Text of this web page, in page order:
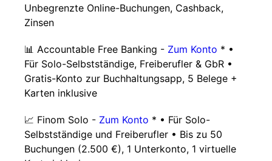
Unbegrenzte Online-Buchungen, Cashback,
Zinsen
📊 Accountable Free Banking - Zum Konto * •
Für Solo-Selbstständige, Freiberufler & GbR •
Gratis-Konto zur Buchhaltungsapp, 5 Belege +
Karten inklusive
📈 Finom Solo - Zum Konto * • Für Solo-
Selbstständige und Freiberufler • Bis zu 50
Buchungen (2.500 €), 1 Unterkonto, 1 virtuelle